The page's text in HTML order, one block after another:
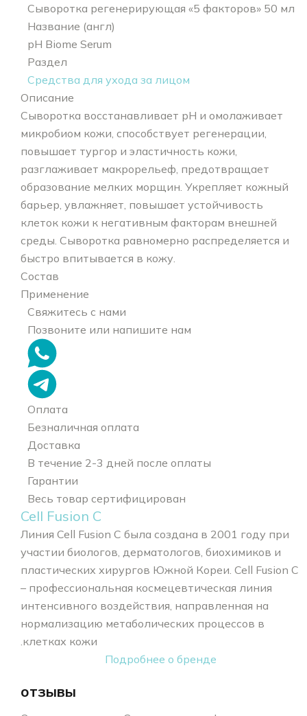
Сыворотка регенерирующая «5 факторов» 50 мл
Название (англ)
pH Biome Serum
Раздел
Средства для ухода за лицом
Описание
Сыворотка восстанавливает pH и омолаживает
микробиом кожи, способствует регенерации,
повышает тургор и эластичность кожи,
разглаживает макрорельеф, предотвращает
образование мелких морщин. Укрепляет кожный
барьер, увлажняет, повышает устойчивость
клеток кожи к негативным факторам внешней
среды. Сыворотка равномерно распределяется и
быстро впитывается в кожу.
Состав
Применение
Свяжитесь с нами
Позвоните или напишите нам
Оплата
Безналичная оплата
Доставка
В течение 2-3 дней после оплаты
Гарантии
Весь товар сертифицирован
Cell Fusion C
Линия Cell Fusion C была создана в 2001 году при
участии биологов, дерматологов, биохимиков и
пластических хирургов Южной Кореи. Cell Fusion C
– профессиональная космецевтическая линия
интенсивного воздействия, направленная на
нормализацию метаболических процессов в
клетках кожи.
Подробнее о бренде
отзывы